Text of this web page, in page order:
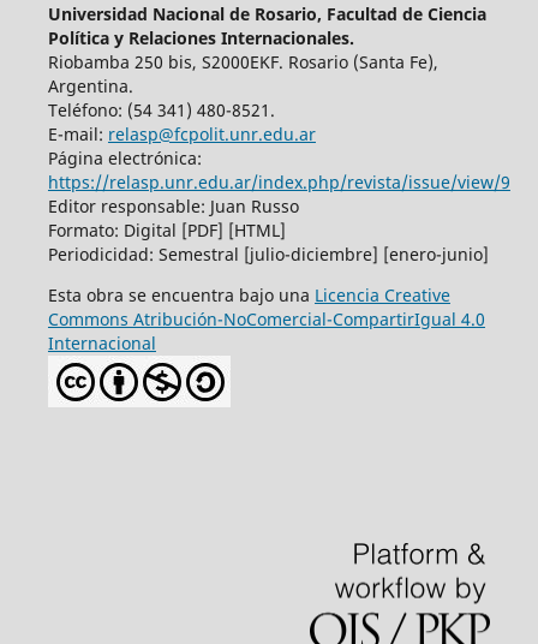
Universidad Nacional de Rosario, Facultad de Ciencia
Política y Relaciones Internacionales.
Riobamba 250 bis, S2000EKF. Rosario (Santa Fe),
Argentina.
Teléfono: (54 341) 480-8521.
E-mail: relasp@fcpolit.unr.edu.ar
Página electrónica:
https://relasp.unr.edu.ar/index.php/revista/issue/view/9
Editor responsable: Juan Russo
Formato: Digital [PDF] [HTML]
Periodicidad: Semestral [julio-diciembre] [enero-junio]
Esta obra se encuentra bajo una Licencia Creative
Commons Atribución-NoComercial-CompartirIgual 4.0
Internacional